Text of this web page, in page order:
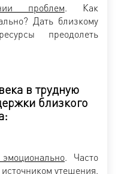
проблем. Как
Дать близкому
преодолеть
в трудную
близкого
. Часто
утешения.